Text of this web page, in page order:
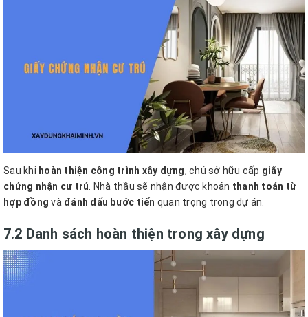
Sau khi hoàn thiện công trình xây dựng, chủ sở hữu cấp giấy
chứng nhận cư trú . Nhà thầu sẽ nhận được khoản thanh toán từ
hợp đồng và đánh dấu bước tiến quan trọng trong dự án.
7.2 Danh sách hoàn thiện trong xây dựng